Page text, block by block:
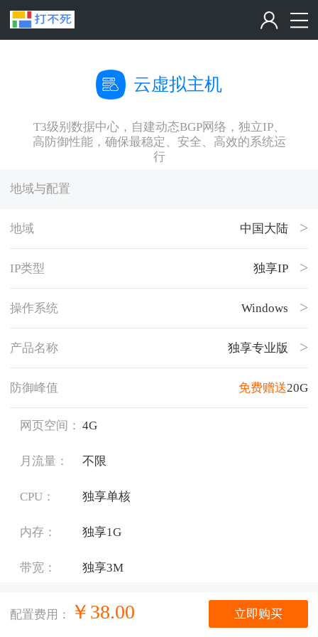
配置费用： ￥ 38.00 立即购买
云虚拟主机
T3级别数据中心，自建动态BGP网络，独立IP、
高防御性能，确保最稳定、安全、高效的系统运
行
地域与配置
地域 中国大陆
IP类型 独享IP
操作系统 Windows
产品名称 独享专业版
防御峰值 免费赠送20G
网页空间： 4G
月流量： 不限
CPU： 独享单核
内存： 独享1G
带宽： 独享3M
系统版本： Windows 2012